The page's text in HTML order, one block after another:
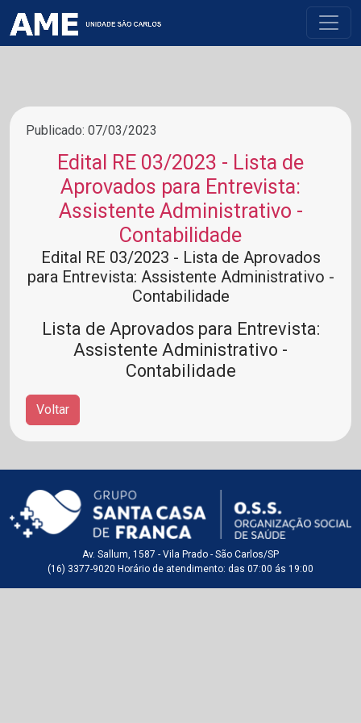
Publicado: 07/03/2023
Edital RE 03/2023 - Lista de
Aprovados para Entrevista:
Assistente Administrativo -
Contabilidade
Edital RE 03/2023 - Lista de Aprovados
para Entrevista: Assistente Administrativo -
Contabilidade
Lista de Aprovados para Entrevista:
Assistente Administrativo -
Contabilidade
Voltar
Av. Sallum, 1587 - Vila Prado - São Carlos/SP
(16) 3377-9020 Horário de atendimento: das 07:00 ás 19:00